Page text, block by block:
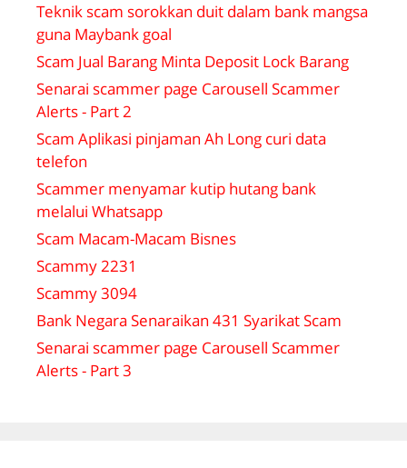
Teknik scam sorokkan duit dalam bank mangsa
guna Maybank goal
Scam Jual Barang Minta Deposit Lock Barang
Senarai scammer page Carousell Scammer
Alerts - Part 2
Scam Aplikasi pinjaman Ah Long curi data
telefon
Scammer menyamar kutip hutang bank
melalui Whatsapp
Scam Macam-Macam Bisnes
Scammy 2231
Scammy 3094
Bank Negara Senaraikan 431 Syarikat Scam
Senarai scammer page Carousell Scammer
Alerts - Part 3